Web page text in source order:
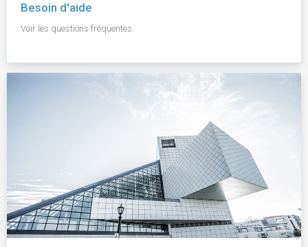
Besoin d'aide
Voir les questions fréquentes.